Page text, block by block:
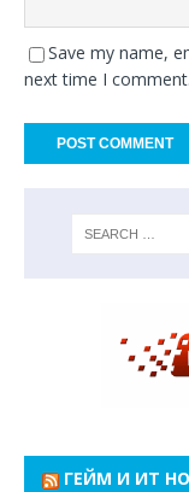
Save my name,
next time I comment.
ГЕЙМ И ИТ